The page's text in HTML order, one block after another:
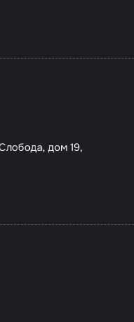
дом 19,